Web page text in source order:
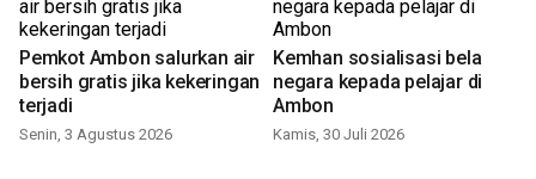
Pemkot Ambon salurkan air
bersih gratis jika kekeringan
terjadi
Senin, 3 Agustus 2026
Kemhan sosialisasi bela
negara kepada pelajar di
Ambon
Kamis, 30 Juli 2026